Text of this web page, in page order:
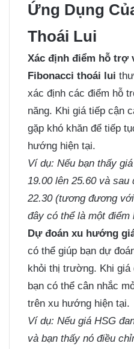
Ứng Dụng
Thoái Lui
Xác định điểm hỗ trợ
Fibonacci thoái lui
xác định các điểm hỗ
năng. Khi giá tiếp cận
gặp khó khăn để tiếp
hướng hiện tại.
Ví dụ: Nếu bạn thấy
19.00 lên 25.60 và
22.30 (tương đương
đây có thể là một điểm
Dự đoán xu hướng
có thể giúp bạn dự
khỏi thị trường. Khi
bạn có thể cân nhắc
trên xu hướng hiện tại.
Ví dụ: Nếu giá HSG
và bạn thấy nó điều